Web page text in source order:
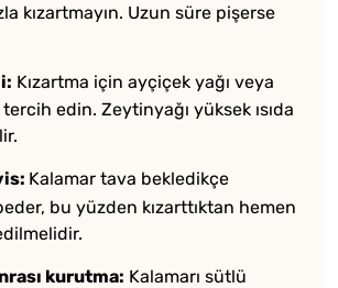
kızartmayın. Uzun süre pişerse
Kızartma için ayçiçek yağı veya
tercih edin. Zeytinyağı yüksek ısıda
Kalamar tava bekledikçe
bu yüzden kızarttıktan hemen
kurutma: Kalamarı sütlü